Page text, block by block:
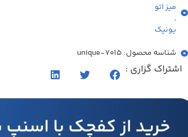
میز اتو
,
یونیک
شناسه محصول: unique-7015
اشتراک گزاری :